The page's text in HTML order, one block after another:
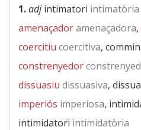
1.adjintimatori intimatòria
amenaçadoramenaçadora,
coercitiu coercitiva,
constrenyedor
dissuasiu dissuasiva,
imperiós imperiosa,
intimidatori intimidatòria